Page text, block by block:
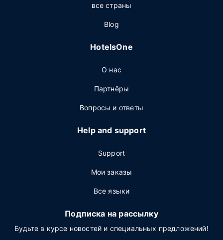
все страны
Blog
HotelsOne
О нас
Партнёры
Вопросы и ответы
Help and support
Support
Мои заказы
Все языки
Подписка на рассылку
Будьте в курсе новостей и специальных предложений!